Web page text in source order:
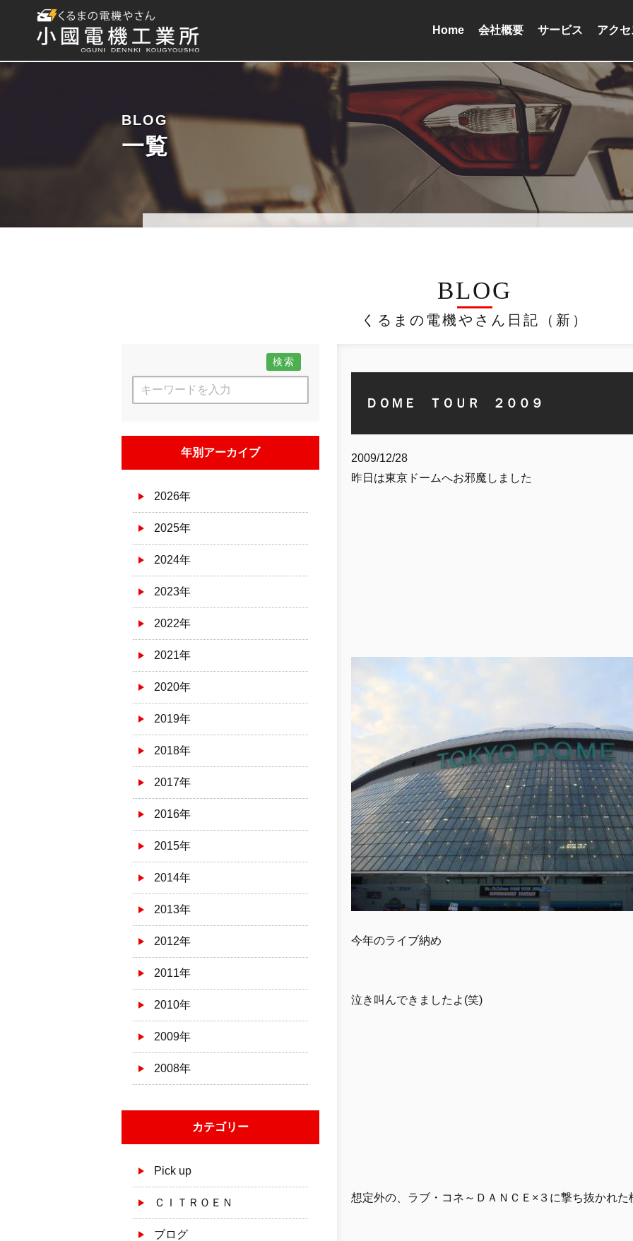
Home 会社概要 サービス アク
BLOG
一覧
BLOG
くるまの電機やさん日記（新）
検索
年別アーカイブ
2026年
2025年
2024年
2023年
2022年
2021年
2020年
2019年
2018年
2017年
2016年
2015年
2014年
2013年
2012年
2011年
2010年
2009年
2008年
カテゴリー
Pick up
ＣＩＴＲＯＥＮ
ブログ
ＤＯＭＥ ＴＯＵＲ ２００９
2009/12/28
昨日は東京ドームへお邪魔しました
今年のライブ納め
泣き叫んできましたよ(笑)
想定外の、ラブ・コネ～ＤＡＮＣＥ×３に撃ち抜かれた